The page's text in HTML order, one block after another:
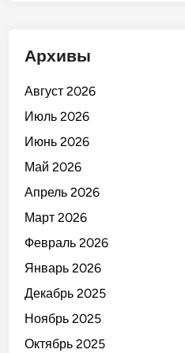
Архивы
Август 2026
Июль 2026
Июнь 2026
Май 2026
Апрель 2026
Март 2026
Февраль 2026
Январь 2026
Декабрь 2025
Ноябрь 2025
Октябрь 2025